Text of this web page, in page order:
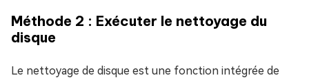
Méthode 2 : Exécuter le nettoyage du
disque
Le nettoyage de disque est une fonction intégrée de